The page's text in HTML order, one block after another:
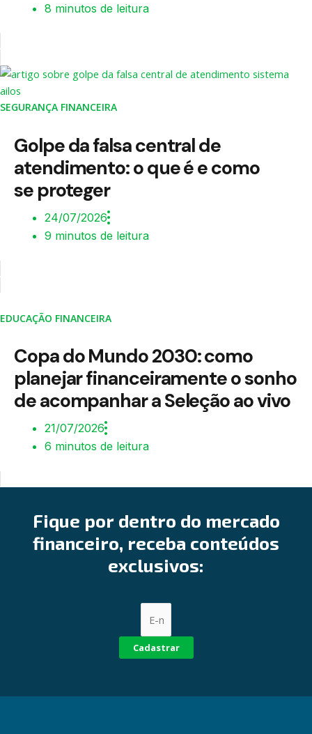
8 minutos de leitura
SEGURANÇA FINANCEIRA
Golpe da falsa central de
atendimento: o que é e como
se proteger
24/07/2026
9 minutos de leitura
EDUCAÇÃO FINANCEIRA
Copa do Mundo 2030: como
planejar financeiramente o sonho
de acompanhar a Seleção ao vivo
21/07/2026
6 minutos de leitura
Fique por dentro do mercado
financeiro, receba conteúdos
exclusivos:
Cadastrar